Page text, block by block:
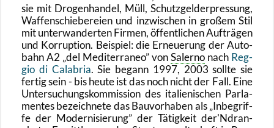
sie mit Dro­gen­han­del, Müll, Schutz­geld­er­pres­sung,
Waf­fen­schie­be­rei­en und in­zwi­schen in gro­ßem Stil
mit un­ter­wan­der­ten Fir­men, öf­fent­li­chen Auf­trä­gen
und Kor­rup­ti­on. Bei­spiel: die Er­neue­rung der Au­to­
bahn A2 del Me­di­ter­ra­neo vonSa­ler­no nach Reg­
gio di Ca­la­bria. Sie be­gann 1997, 2003 soll­te sie
fer­tig sein - bis heute ist das noch nicht der Fall. Eine
Un­ter­su­chungs­kom­mis­si­on des ita­lie­ni­schen Par­la­
men­tes be­zeich­ne­te das Bau­vor­ha­ben als In­be­grif­
fe der Mo­der­ni­sie­rung
der Tä­tig­keit der'Ndran­